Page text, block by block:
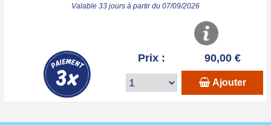
Valable 33 jours à partir du 07/09/2026
Prix : 90,00 €
Ajouter